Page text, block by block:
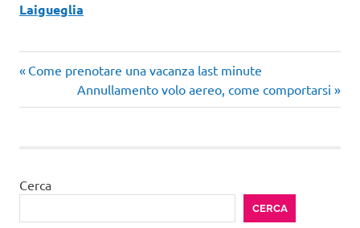
Laigueglia
Navigazione
articoli
Articolo
precedente:
Come prenotare una vacanza last minute
Articolo
successivo:
Annullamento volo aereo, come comportarsi
Cerca
CERCA